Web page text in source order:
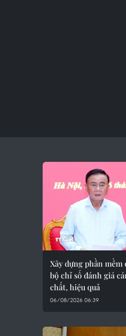
Xây dựng phần mềm
bộ chỉ số đánh giá
chất, hiệu quả
06/08/2026 06:39